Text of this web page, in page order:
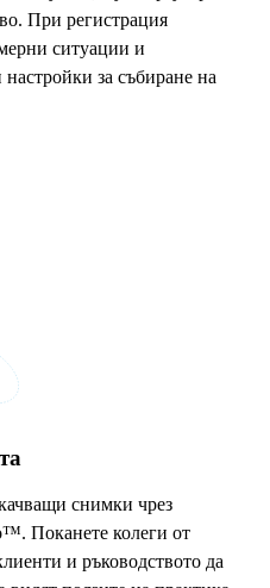
При регистрация
ситуации и
за събиране на
снимки чрез
Поканете колеги от
и ръководството да